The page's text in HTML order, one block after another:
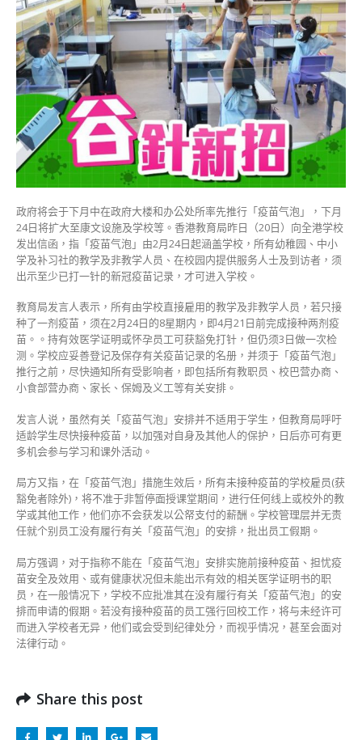
未
打
针
教
职
员
不
准
入
校
不
获
支
薪〉
中
政府将会于下月中在政府大楼和办公处所率先推行「疫苗气泡」，下月
24日将扩大至康文设施及学校等。香港教育局昨日（20日）向全港学校
发出信函，指「疫苗气泡」由2月24日起涵盖学校，所有幼稚园、中小
学及补习社的教学及非教学人员、在校园内提供服务人士及到访者，须
出示至少已打一针的新冠疫苗记录，才可进入学校。
教育局发言人表示，所有由学校直接雇用的教学及非教学人员，若只接
种了一剂疫苗，须在2月24日的8星期内，即4月21日前完成接种两剂疫
苗。。持有效医学证明或怀孕员工可获豁免打针，但仍须3日做一次检
测。学校应妥善登记及保存有关疫苗记录的名册，并须于「疫苗气泡」
推行之前，尽快通知所有受影响者，即包括所有教职员、校巴营办商、
小食部营办商、家长、保姆及义工等有关安排。
发言人说，虽然有关「疫苗气泡」安排并不适用于学生，但教育局呼吁
适龄学生尽快接种疫苗，以加强对自身及其他人的保护，日后亦可有更
多机会参与学习和课外活动。
局方又指，在「疫苗气泡」措施生效后，所有未接种疫苗的学校雇员(获
豁免者除外)，将不准于非暂停面授课堂期间，进行任何线上或校外的教
学或其他工作，他们亦不会获发以公帑支付的薪酬。学校管理层并无责
任就个别员工没有履行有关「疫苗气泡」的安排，批出员工假期。
局方强调，对于指称不能在「疫苗气泡」安排实施前接种疫苗、担忧疫
苗安全及效用、或有健康状况但未能出示有效的相关医学证明书的职
员，在一般情况下，学校不应批准其在没有履行有关「疫苗气泡」的安
排而申请的假期。若没有接种疫苗的员工强行回校工作，将与未经许可
而进入学校者无异，他们或会受到纪律处分，而视乎情况，甚至会面对
法律行动。
Share this post